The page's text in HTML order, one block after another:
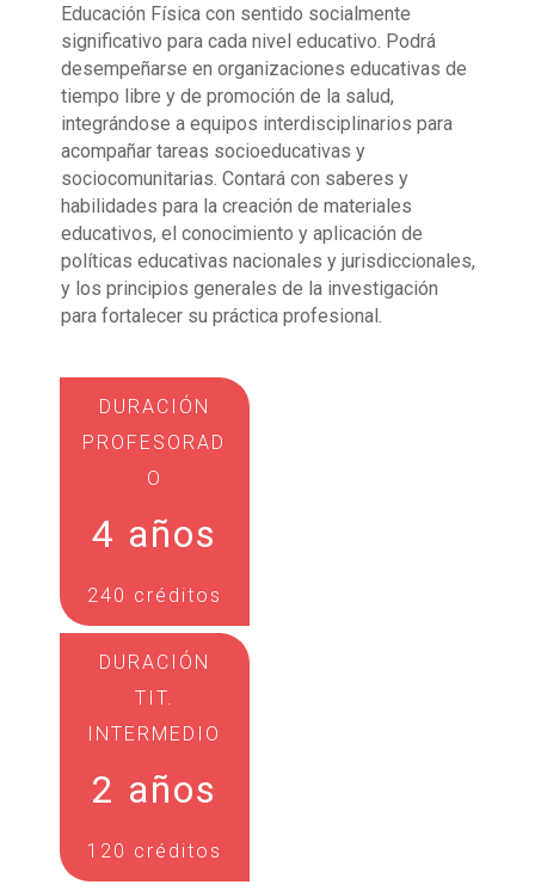
Educación Física con sentido socialmente
significativo para cada nivel educativo. Podrá
desempeñarse en organizaciones educativas de
tiempo libre y de promoción de la salud,
integrándose a equipos interdisciplinarios para
acompañar tareas socioeducativas y
sociocomunitarias. Contará con saberes y
habilidades para la creación de materiales
educativos, el conocimiento y aplicación de
políticas educativas nacionales y jurisdiccionales,
y los principios generales de la investigación
para fortalecer su práctica profesional.
DURACIÓN
PROFESORAD
O
4 años
240 créditos
DURACIÓN
TIT.
INTERMEDIO
2 años
120 créditos